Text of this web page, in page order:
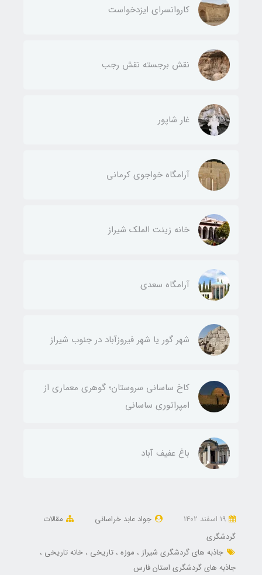
کاروانسرای ایزدخواست
نقش برجسته نقش رجب
غار شاپور
آرامگاه خواجوی کرمانی
خانه زینت الملک شیراز
آرامگاه سعدی
شهر گور یا شهر فیروزآباد در جنوب شیراز
کاخ ساسانی سروستان؛ گوهری معماری از
امپراتوری ساسانی
باغ عفیف آباد
جواد عابد خراسانی
مقالات
گردشگری
جاذبه های گردشگری شیراز
موزه تاریخی
خانه تاریخی
جاذبه های گردشگری استان فارس